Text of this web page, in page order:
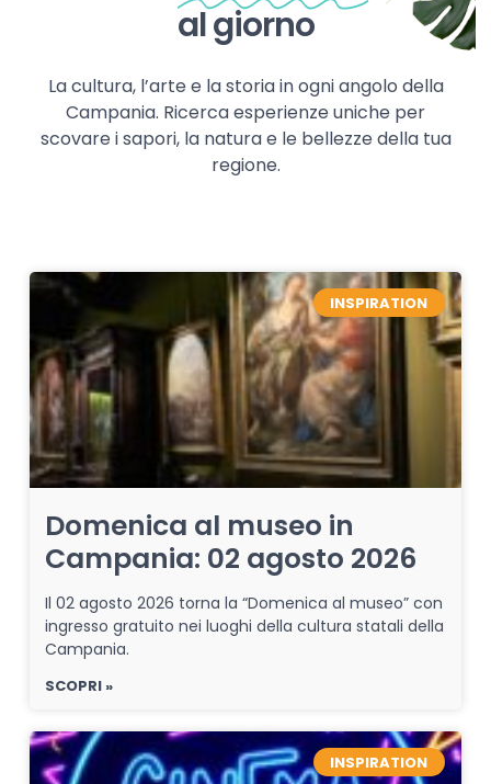
al giorno
La cultura, l’arte e la storia in ogni angolo della
Campania. Ricerca esperienze uniche per
scovare i sapori, la natura e le bellezze della tua
regione.
INSPIRATION
Domenica al museo in
Campania: 02 agosto 2026
Il 02 agosto 2026 torna la “Domenica al museo” con
ingresso gratuito nei luoghi della cultura statali della
Campania.
SCOPRI »
INSPIRATION